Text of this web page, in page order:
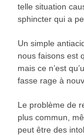
telle situation
sphincter qui a
Un simple
nous faisons est
mais ce n’est
fasse rage à
Le problème de
plus commun,
peut être des